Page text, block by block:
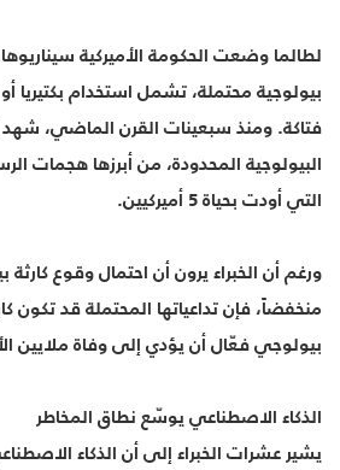
لطالما وضعت الحكومة الأميركية
بيولوجية محتملة، تشمل استخدام
فتاكة. ومنذ سبعينات القرن الماضي،
التي أودت بحياة 5 أميركيين.
ورغم أن الخبراء يرون أن احتمال وقوع كارثة
منخفضاً، فإن تداعياتها المحتملة قد تكون
بيولوجي فعّال أن يؤدي إلى وفاة ملايين
الذكاء الاصطناعي يوسّع نطاق المخاطر
يشير عشرات الخبراء إلى أن الذكاء